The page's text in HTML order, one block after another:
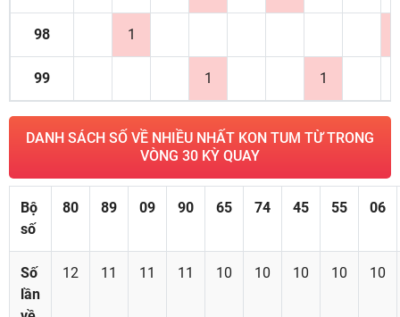
98 1
99 1 1
DANH SÁCH SỐ VỀ NHIỀU NHẤT KON TUM TỪ TRONG
VÒNG 30 KỲ QUAY
Bộ
số
80 89 09 90 65 74 45 55 06
Số
lần
12 11 11 11 10 10 10 10 10